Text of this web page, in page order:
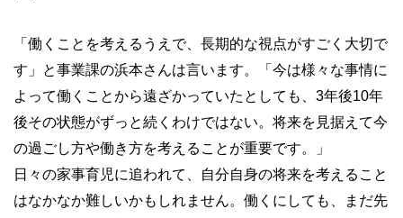
「働くことを考えるうえで、長期的な視点がすごく大切で
す」と事業課の浜本さんは言います。「今は様々な事情に
よって働くことから遠ざかっていたとしても、3年後10年
後その状態がずっと続くわけではない。将来を見据えて今
の過ごし方や働き方を考えることが重要です。」
日々の家事育児に追われて、自分自身の将来を考えること
はなかなか難しいかもしれません。働くにしても、まだ先